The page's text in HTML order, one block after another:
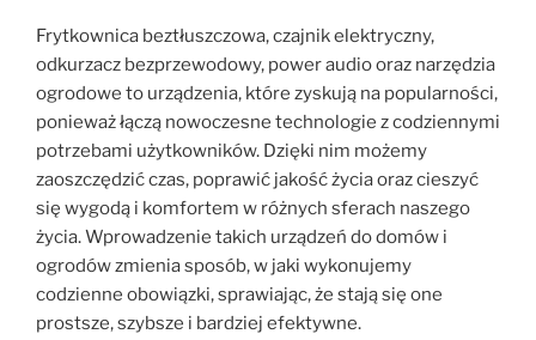
Frytkownica beztłuszczowa, czajnik elektryczny,
odkurzacz bezprzewodowy, power audio oraz narzędzia
ogrodowe to urządzenia, które zyskują na popularności,
ponieważ łączą nowoczesne technologie z codziennymi
potrzebami użytkowników. Dzięki nim możemy
zaoszczędzić czas, poprawić jakość życia oraz cieszyć
się wygodą i komfortem w różnych sferach naszego
życia. Wprowadzenie takich urządzeń do domów i
ogrodów zmienia sposób, w jaki wykonujemy
codzienne obowiązki, sprawiając, że stają się one
prostsze, szybsze i bardziej efektywne.